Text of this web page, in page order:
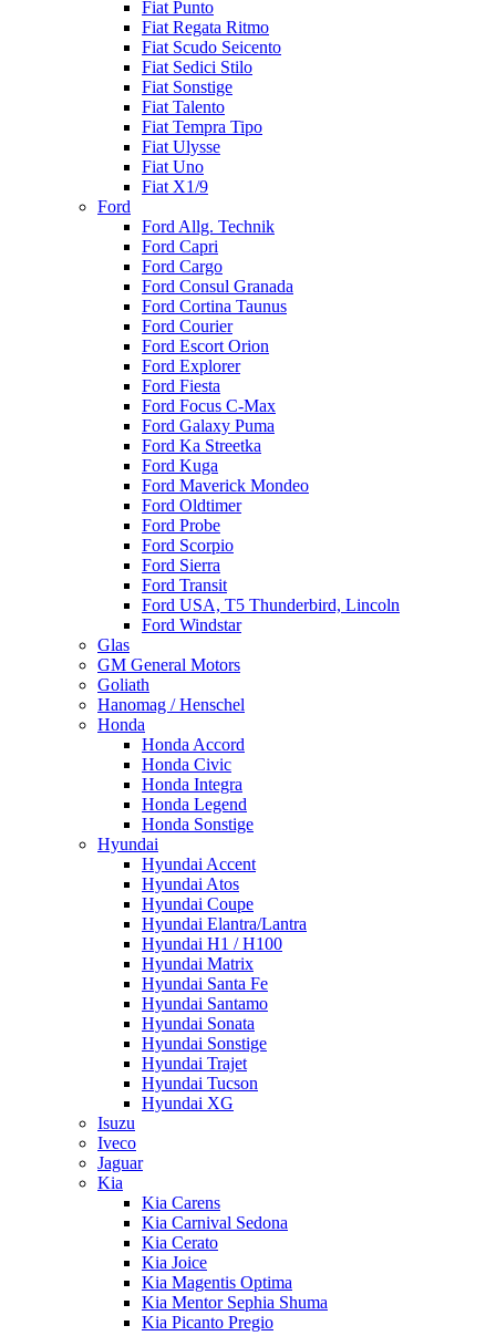
Fiat Punto
Fiat Regata Ritmo
Fiat Scudo Seicento
Fiat Sedici Stilo
Fiat Sonstige
Fiat Talento
Fiat Tempra Tipo
Fiat Ulysse
Fiat Uno
Fiat X1/9
Ford
Ford Allg. Technik
Ford Capri
Ford Cargo
Ford Consul Granada
Ford Cortina Taunus
Ford Courier
Ford Escort Orion
Ford Explorer
Ford Fiesta
Ford Focus C-Max
Ford Galaxy Puma
Ford Ka Streetka
Ford Kuga
Ford Maverick Mondeo
Ford Oldtimer
Ford Probe
Ford Scorpio
Ford Sierra
Ford Transit
Ford USA, T5 Thunderbird, Lincoln
Ford Windstar
Glas
GM General Motors
Goliath
Hanomag / Henschel
Honda
Honda Accord
Honda Civic
Honda Integra
Honda Legend
Honda Sonstige
Hyundai
Hyundai Accent
Hyundai Atos
Hyundai Coupe
Hyundai Elantra/Lantra
Hyundai H1 / H100
Hyundai Matrix
Hyundai Santa Fe
Hyundai Santamo
Hyundai Sonata
Hyundai Sonstige
Hyundai Trajet
Hyundai Tucson
Hyundai XG
Isuzu
Iveco
Jaguar
Kia
Kia Carens
Kia Carnival Sedona
Kia Cerato
Kia Joice
Kia Magentis Optima
Kia Mentor Sephia Shuma
Kia Picanto Pregio